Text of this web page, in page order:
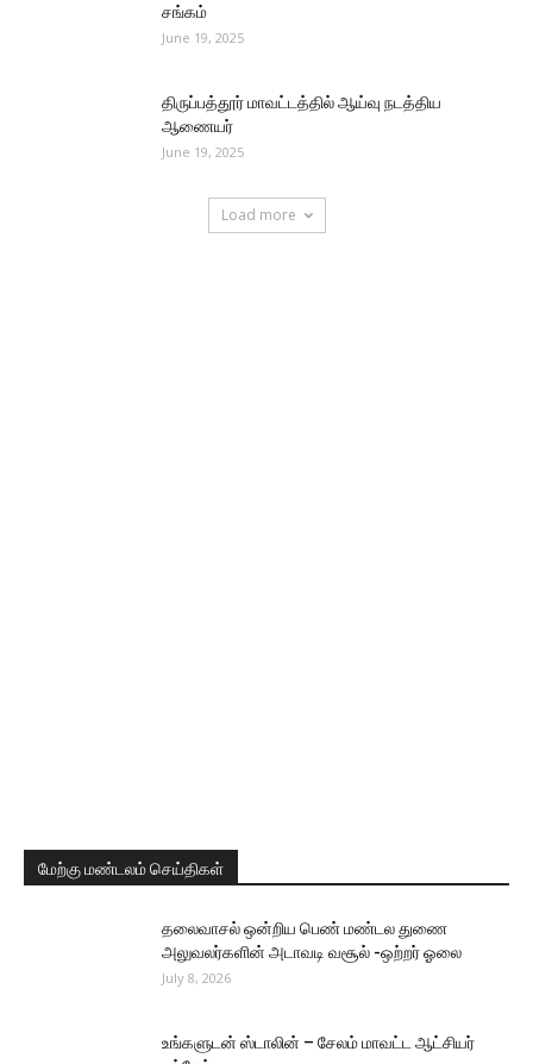
சங்கம்
June 19, 2025
திருப்பத்தூர் மாவட்டத்தில் ஆய்வு நடத்திய
ஆணையர்
June 19, 2025
Load more
மேற்கு மண்டலம் செய்திகள்
தலைவாசல் ஒன்றிய பெண் மண்டல துணை
அலுவலர்களின் அடாவடி வசூல் -ஒற்றர் ஓலை
July 8, 2026
உங்களுடன் ஸ்டாலின் – சேலம் மாவட்ட ஆட்சியர்